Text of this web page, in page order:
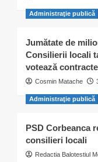
Administraţie publică
Jumătate de
Consilierii locali
votează
Cosmin Matache
Administraţie publică
PSD Corbeanca
consilieri locali
Redactia Balotestiul